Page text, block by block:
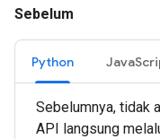
Sebelum
Python
Sebelumnya, tidak
API langsung